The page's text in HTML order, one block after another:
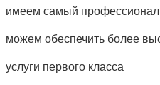
имеем самый
можем обеспечить более
услуги первого класса